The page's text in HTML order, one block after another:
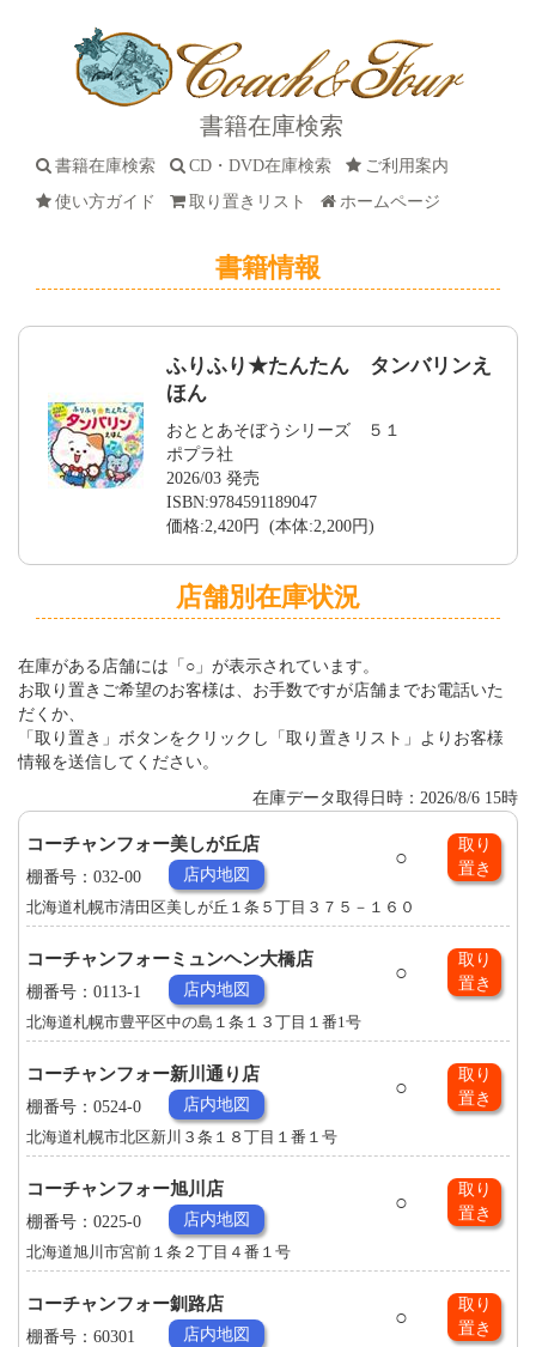
書籍在庫検索
書籍在庫検索 CD・DVD在庫検索
ご利用案内
使い方ガイド
取り置きリスト ホームページ
書籍情報
ふりふり★たんたん タンバリンえ
ほん
おととあそぼうシリーズ ５１
ポプラ社
2026/03 発売
ISBN:9784591189047
価格:2,420円 (本体:2,200円)
店舗別在庫状況
在庫がある店舗には「○」が表示されています。
お取り置きご希望のお客様は、お手数ですが店舗までお電話いた
だくか、
「取り置き」ボタンをクリックし「取り置きリスト」よりお客様
情報を送信してください。
在庫データ取得日時：2026/8/6 15時
コーチャンフォー美しが丘店
○
取り
置き
棚番号：032-00 店内地図
北海道札幌市清田区美しが丘１条５丁目３７５－１６０
コーチャンフォーミュンヘン大橋店
○
取り
置き
棚番号：0113-1 店内地図
北海道札幌市豊平区中の島１条１３丁目１番1号
コーチャンフォー新川通り店
○
取り
置き
棚番号：0524-0 店内地図
北海道札幌市北区新川３条１８丁目１番１号
コーチャンフォー旭川店
○
取り
置き
棚番号：0225-0 店内地図
北海道旭川市宮前１条２丁目４番１号
コーチャンフォー釧路店
○
取り
置き
棚番号：60301 店内地図